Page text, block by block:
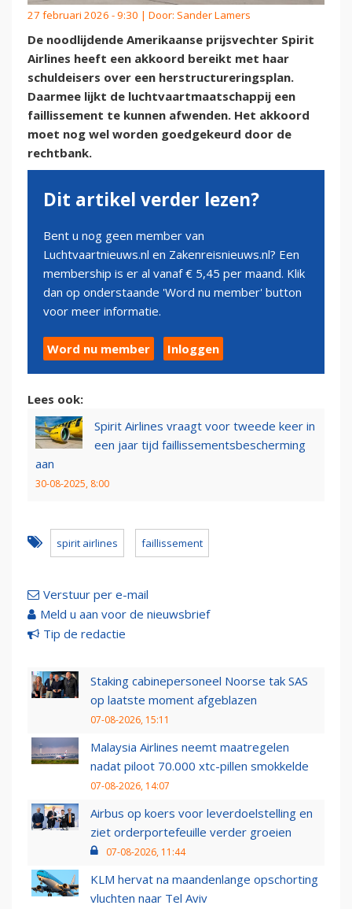
27 februari 2026 - 9:30 | Door: Sander Lamers
De noodlijdende Amerikaanse prijsvechter Spirit
Airlines heeft een akkoord bereikt met haar
schuldeisers over een herstructureringsplan.
Daarmee lijkt de luchtvaartmaatschappij een
faillissement te kunnen afwenden. Het akkoord
moet nog wel worden goedgekeurd door de
rechtbank.
Dit artikel verder lezen?
Bent u nog geen member van
Luchtvaartnieuws.nl en Zakenreisnieuws.nl? Een
membership is er al vanaf € 5,45 per maand. Klik
dan op onderstaande 'Word nu member' button
voor meer informatie.
Word nu member Inloggen
Lees ook:
Spirit Airlines vraagt voor tweede keer in
een jaar tijd faillissementsbescherming
aan
30-08-2025, 8:00
spirit airlines faillissement
Verstuur per e-mail
Meld u aan voor de nieuwsbrief
Tip de redactie
Staking cabinepersoneel Noorse tak SAS
op laatste moment afgeblazen
07-08-2026, 15:11
Malaysia Airlines neemt maatregelen
nadat piloot 70.000 xtc-pillen smokkelde
07-08-2026, 14:07
Airbus op koers voor leverdoelstelling en
ziet orderportefeuille verder groeien
07-08-2026, 11:44
KLM hervat na maandenlange opschorting
vluchten naar Tel Aviv